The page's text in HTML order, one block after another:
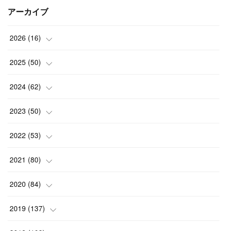
アーカイブ
2026 (16)
(2)
(2)
(3)
(3)
( 3)
2025 (50)
(3)
(4)
(4)
(4)
( 4)
2024 (62)
(6)
(5)
(6)
( 6)
( 5)
2023 (50)
(7)
(5)
(5)
(2)
( 5)
2022 (53)
(4)
(5)
(4)
2021 (80)
(7)
(5)
2020 (84)
(9)
2019 (137)